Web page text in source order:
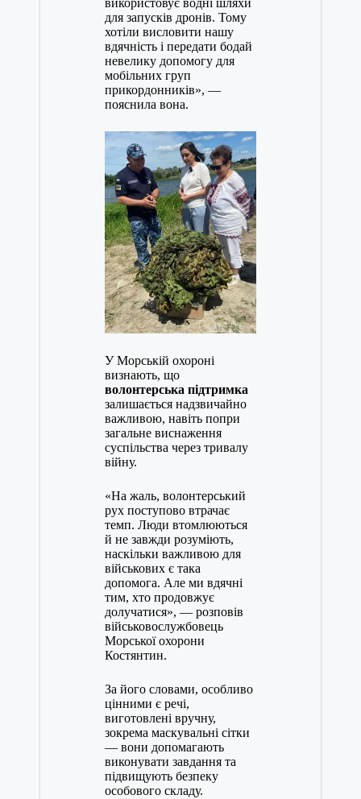
для запусків дронів. Тому
хотіли висловити нашу
вдячність і передати бодай
невелику допомогу для
мобільних груп
прикордонників», —
пояснила вона.
У Морській охороні
визнають, що
волонтерська підтримка
залишається надзвичайно
важливою, навіть попри
загальне виснаження
суспільства через тривалу
війну.
«На жаль, волонтерський
рух поступово втрачає
темп. Люди втомлюються
й не завжди розуміють,
наскільки важливою для
військових є така
допомога. Але ми вдячні
тим, хто продовжує
долучатися», — розповів
військовослужбовець
Морської охорони
Костянтин.
За його словами, особливо
цінними є речі,
виготовлені вручну,
зокрема маскувальні сітки
— вони допомагають
виконувати завдання та
підвищують безпеку
особового складу.